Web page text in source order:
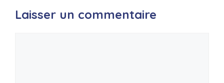
Laisser un commentaire